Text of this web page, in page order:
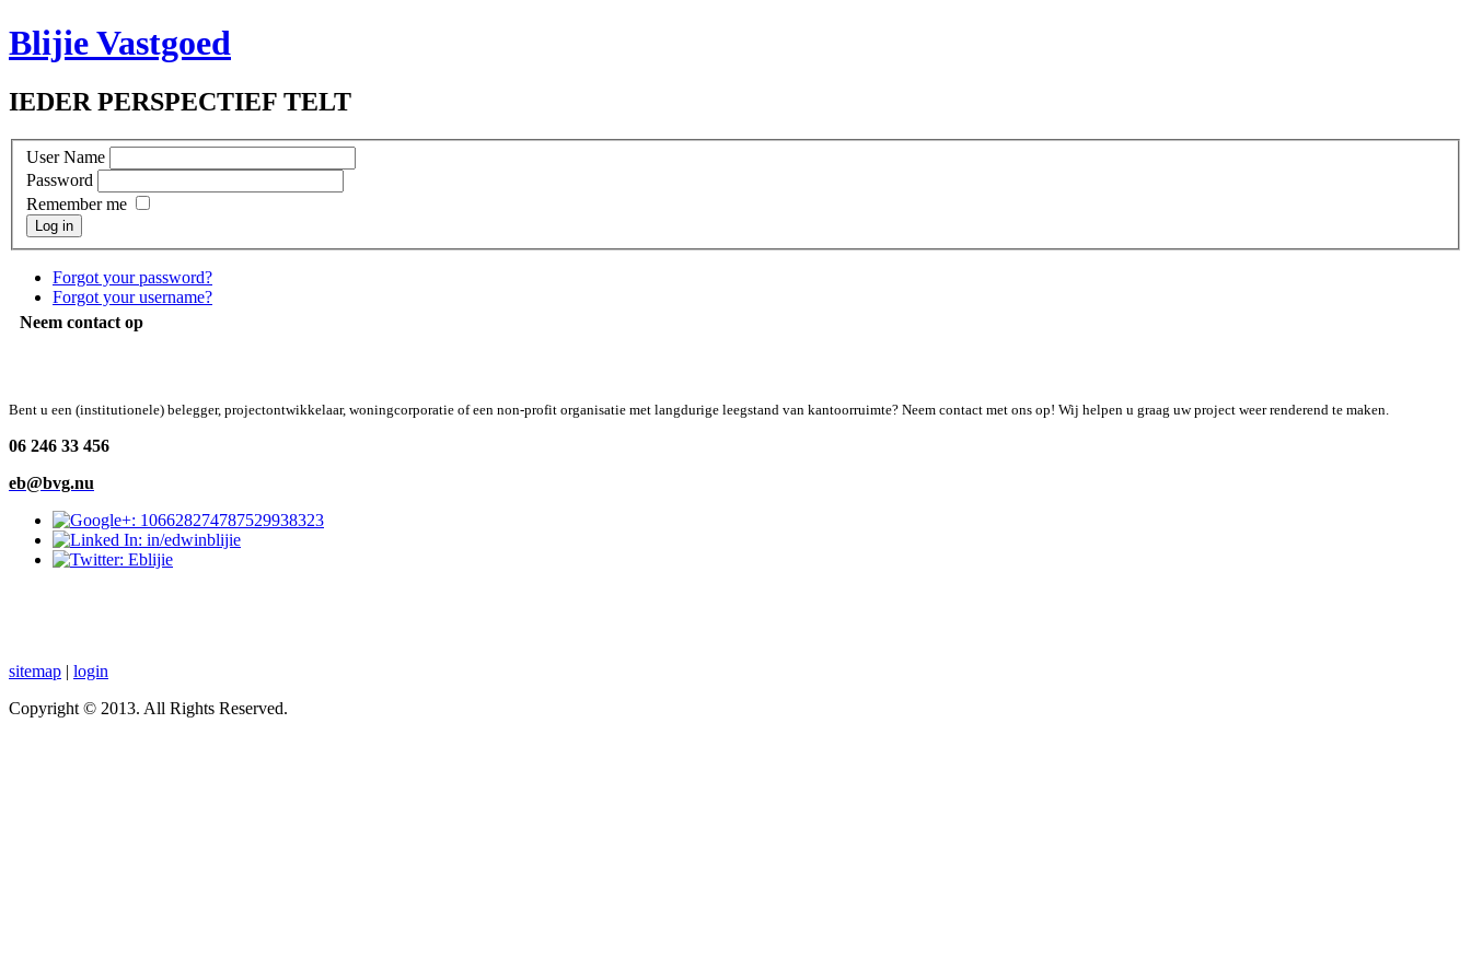
Blijie Vastgoed
IEDER PERSPECTIEF TELT
User Name
Password
Remember me
Log in
Forgot your password?
Forgot your username?
Neem contact op
Bent u een (institutionele) belegger, projectontwikkelaar, woningcorporatie of een non-profit organisatie met langdurige leegstand van kantoorruimte? Neem contact met ons op! Wij helpen u graag uw project weer renderend te maken.
06 246 33 456
eb@bvg.nu
sitemap | login
Copyright © 2013. All Rights Reserved.